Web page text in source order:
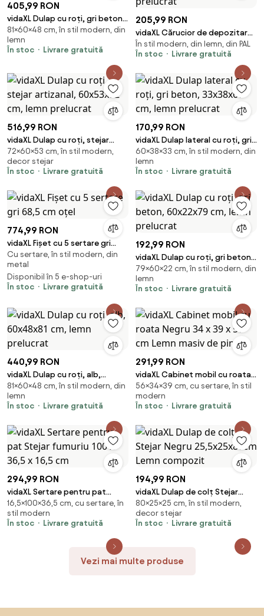
405,99 RON
vidaXL Dulap cu roți, gri beton,
60x48x81 cm, lemn prelucrat
81×60×48 cm, în stil modern, din
lemn
În stoc
Livrare gratuită
205,99 RON
vidaXL Cărucior de depozitare
îngust, 3 niveluri negru lemn
prelucrat
În stil modern, din lemn, din PAL
În stoc
Livrare gratuită
516,99 RON
vidaXL Dulap cu roți, stejar
artizanal, 60x53x72 cm, lemn
prelucrat
72×60×53 cm, în stil modern,
decor stejar
În stoc
Livrare gratuită
170,99 RON
vidaXL Dulap lateral cu roți, gri
beton, 33x38x60 cm, lemn
prelucrat
60×38×33 cm, în stil modern, din
lemn
În stoc
Livrare gratuită
774,99 RON
vidaXL Fișet cu 5 sertare gri
68,5 cm oțel
Cu sertare, în stil modern, din
metal
Disponibil în 5 e-shop-uri
În stoc
Livrare gratuită
192,99 RON
vidaXL Dulap cu roți, gri beton,
60x22x79 cm, lemn prelucrat
79×60×22 cm, în stil modern, din
lemn
În stoc
Livrare gratuită
440,99 RON
vidaXL Dulap cu roți, alb,
60x48x81 cm, lemn prelucrat
81×60×48 cm, în stil modern, din
lemn
În stoc
Livrare gratuită
291,99 RON
vidaXL Cabinet mobil cu roata
Negru 34 x 39 x 56 cm Lemn
masiv de pin
56×34×39 cm, cu sertare, în stil
modern
În stoc
Livrare gratuită
294,99 RON
vidaXL Sertare pentru pat
Stejar fumuriu 100 x 36,5 x 16,5
cm
16,5×100×36,5 cm, cu sertare, în
stil modern
În stoc
Livrare gratuită
194,99 RON
vidaXL Dulap de colț Stejar
Negru 25,5x25x80cm Lemn
compozit
80×25×25 cm, în stil modern,
decor stejar
În stoc
Livrare gratuită
Vezi mai multe produse